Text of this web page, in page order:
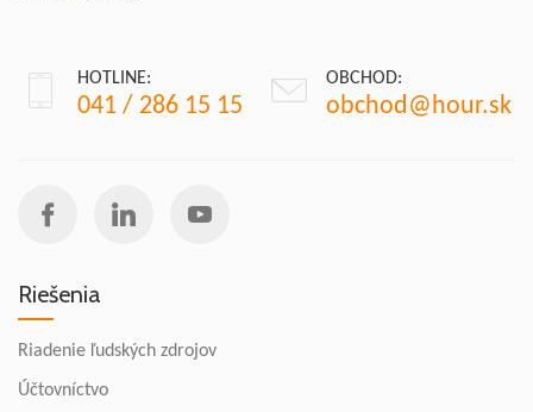
HOTLINE:
041 / 286 15 15
OBCHOD:
obchod@hour.sk
Riešenia
Riadenie ľudských zdrojov
Účtovníctvo